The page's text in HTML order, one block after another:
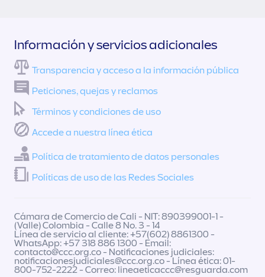
Información y servicios adicionales
Transparencia y acceso a la información pública
Peticiones, quejas y reclamos
Términos y condiciones de uso
Accede a nuestra línea ética
Política de tratamiento de datos personales
Políticas de uso de las Redes Sociales
Cámara de Comercio de Cali - NIT: 890399001-1 -
(Valle) Colombia - Calle 8 No. 3 - 14
Línea de servicio al cliente: +57(602) 8861300 -
WhatsApp: +57 318 886 1300 - Email:
contacto@ccc.org.co- Notificaciones judiciales:
notificacionesjudiciales@ccc.org.co- Línea ética: 01-
800-752-2222 - Correo: lineaeticaccc@resguarda.com